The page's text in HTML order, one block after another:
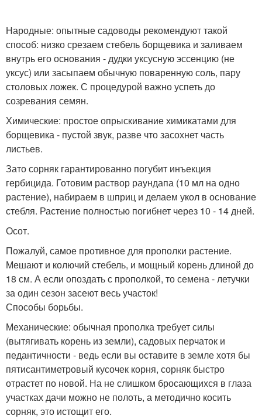
Народные: опытные садоводы рекомендуют такой
способ: низко срезаем стебель борщевика и заливаем
внутрь его основания - дудки уксусную эссенцию (не
уксус) или засыпаем обычную поваренную соль, пару
столовых ложек. С процедурой важно успеть до
созревания семян.
Химические: простое опрыскивание химикатами для
борщевика - пустой звук, разве что засохнет часть
листьев.
Зато сорняк гарантированно погубит инъекция
гербицида. Готовим раствор раундапа (10 мл на одно
растение), набираем в шприц и делаем укол в основание
стебля. Растение полностью погибнет через 10 - 14 дней.
Осот.
Пожалуй, самое противное для прополки растение.
Мешают и колючий стебель, и мощный корень длиной до
18 см. А если опоздать с прополкой, то семена - летучки
за один сезон засеют весь участок!
Способы борьбы.
Механические: обычная прополка требует силы
(вытягивать корень из земли), садовых перчаток и
педантичности - ведь если вы оставите в земле хотя бы
пятисантиметровый кусочек корня, сорняк быстро
отрастет по новой. На не слишком бросающихся в глаза
участках дачи можно не полоть, а методично косить
сорняк, это истощит его.